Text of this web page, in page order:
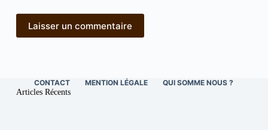
Laisser un commentaire
CONTACT MENTION LÉGALE QUI SOMME NOUS ?
Articles Récents